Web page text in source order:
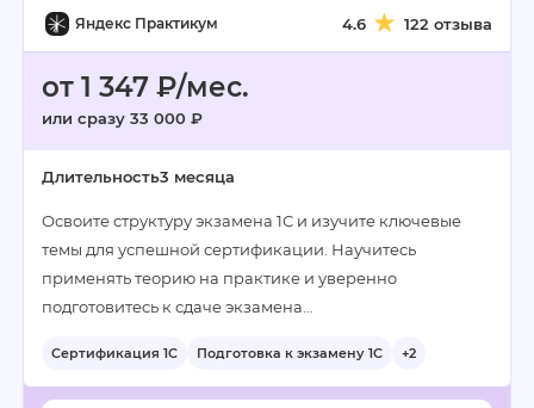
Яндекс Практикум 4.6 122 отзыва
от 1 347 ₽/мес.
или сразу 33 000 ₽
Длительность3 месяца
Освоите структуру экзамена 1С и изучите ключевые
темы для успешной сертификации. Научитесь
применять теорию на практике и уверенно
подготовитесь к сдаче экзамена…
Сертификация 1С Подготовка к экзамену 1С +2